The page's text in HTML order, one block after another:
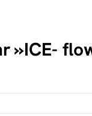
»ICE-